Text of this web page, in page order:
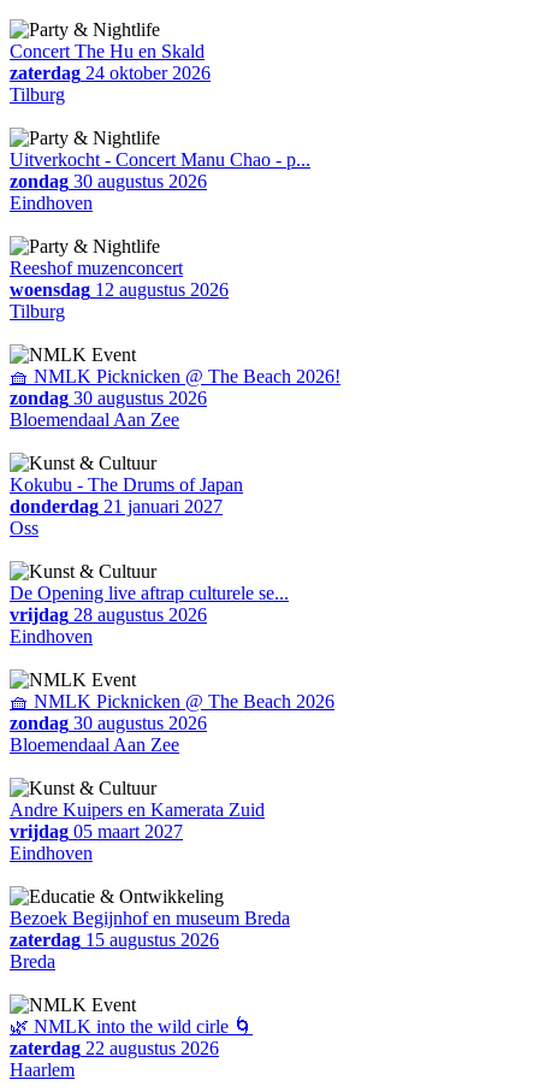
Concert The Hu en Skald
zaterdag 24 oktober 2026
Tilburg
Uitverkocht - Concert Manu Chao - p...
zondag 30 augustus 2026
Eindhoven
Reeshof muzenconcert
woensdag 12 augustus 2026
Tilburg
🧺 NMLK Picknicken @ The Beach 2026!
zondag 30 augustus 2026
Bloemendaal Aan Zee
Kokubu - The Drums of Japan
donderdag 21 januari 2027
Oss
De Opening live aftrap culturele se...
vrijdag 28 augustus 2026
Eindhoven
🧺 NMLK Picknicken @ The Beach 2026
zondag 30 augustus 2026
Bloemendaal Aan Zee
Andre Kuipers en Kamerata Zuid
vrijdag 05 maart 2027
Eindhoven
Bezoek Begijnhof en museum Breda
zaterdag 15 augustus 2026
Breda
🌿 NMLK into the wild cirle 🌀
zaterdag 22 augustus 2026
Haarlem